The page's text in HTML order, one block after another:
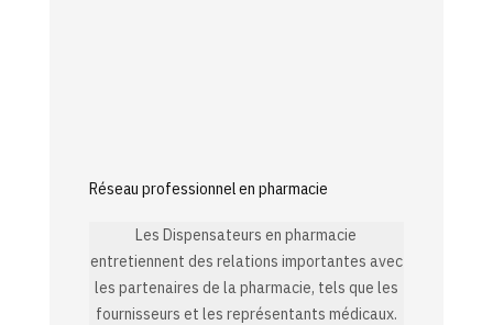
Réseau professionnel en pharmacie
Les Dispensateurs en pharmacie
entretiennent des relations importantes avec
les partenaires de la pharmacie, tels que les
fournisseurs et les représentants médicaux.